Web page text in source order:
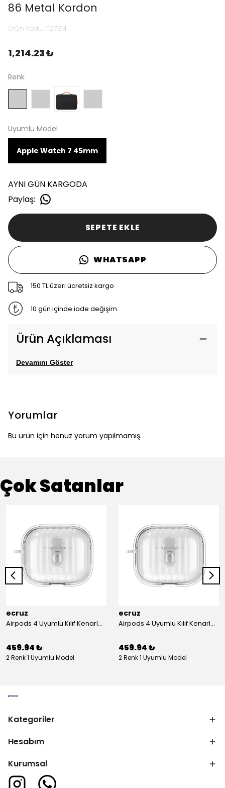
86 Metal Kordon
Ürün Kodu: T27614
1,214.23 ₺
Renk
Uyumlu Model
Apple Watch 7 45mm
AYNI GÜN KARGODA
Paylaş:
SEPETE EKLE
WHATSAPP
150 TL üzeri ücretsiz kargo
10 gün içinde iade değişim
Ürün Açıklaması
Devamını Göster
Yorumlar
Bu ürün için henüz yorum yapılmamış.
Çok Satanlar
ecruz
Airpods 4 Uyumlu Kılıf Kenarları Renkli Şeffaf Dilimli Silikon Ecruz Airbag 40 Uyumlu Kılıf
459.94 ₺
2 Renk 1 Uyumlu Model
ecruz
Airpods 4 Uyumlu Kılıf Kenarları Renkli Şeffaf Dilimli Silikon Ecruz Airbag 40 Uyumlu Kılıf
459.94 ₺
2 Renk 1 Uyumlu Model
Kategoriler
Hesabım
Kurumsal